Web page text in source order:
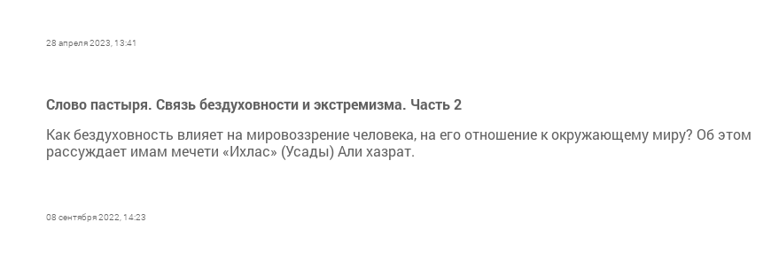
28 апреля 2023, 13:41
Слово пастыря. Связь бездуховности и экстремизма. Часть 2
Как бездуховность влияет на мировоззрение человека, на его отношение к окружающему миру? Об этом
рассуждает имам мечети «Ихлас» (Усады) Али хазрат.
08 сентября 2022, 14:23